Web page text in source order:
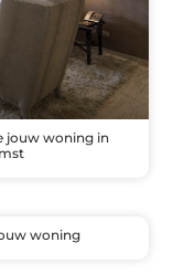
jouw woning in
woning